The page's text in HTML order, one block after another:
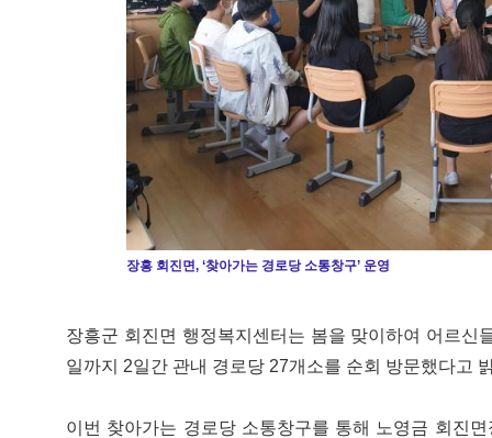
장흥 회진면, ‘찾아가는 경로당 소통창구’ 운영
장흥군 회진면 행정복지센터는 봄을 맞이하여 어르
일까지 2일간 관내 경로당 27개소를 순회 방문했다고
이번 찾아가는 경로당 소통창구를 통해 노영금 회진